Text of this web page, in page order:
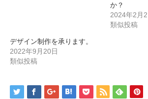
か？
2024年2月2
類似投稿
デザイン制作を承ります。
2022年9月20日
類似投稿